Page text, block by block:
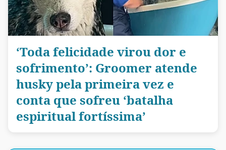
‘Toda felicidade virou dor e
sofrimento’: Groomer atende
husky pela primeira vez e
conta que sofreu ‘batalha
espiritual fortíssima’